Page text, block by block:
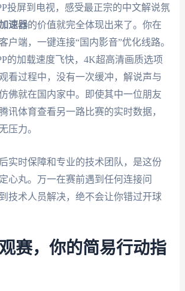
投屏到电视，感受最正宗的中文解说氛
速器的价值就完全体现出来了。你在
户端，一键连接“国内影音”优化线路。
的加载速度飞快，4K超高清画质选项
看过程中，没有一次缓冲，解说声与
佛就在国内家中。即使其中一位朋友
讯体育查看另一路比赛的实时数据，
压力。
实时保障和专业的技术团队，是这份
心丸。万一在赛前遇到任何连接问
技术人员解决，绝不会让你错过开球
赛，你的简易行动指